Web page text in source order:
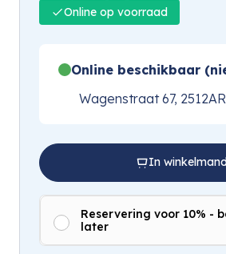
Online op voorraad
Online beschikbaar
Wagenstraat 67,
In
Reservering voor 10% -
later